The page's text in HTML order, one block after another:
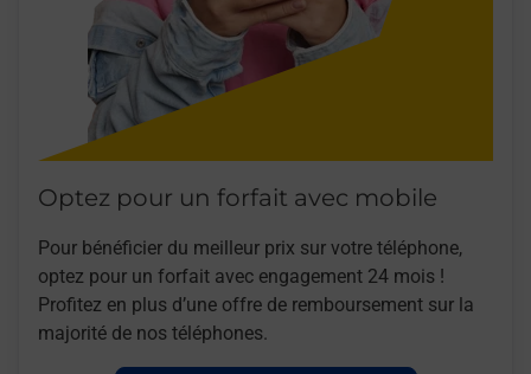
Optez pour un forfait avec mobile
Pour bénéficier du meilleur prix sur votre téléphone,
optez pour un forfait avec engagement 24 mois !
Profitez en plus d’une offre de remboursement sur la
majorité de nos téléphones.